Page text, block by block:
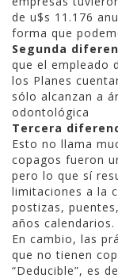
de u$s 11.176
forma que
Segunda
que el empleado
los Planes
sólo alcanzan a
odontológica
Tercera
Esto no llama
copagos fueron
pero lo que sí
limitaciones a la
postizas,
años calendarios.
En cambio, las
que no tienen
“Deducible”, es